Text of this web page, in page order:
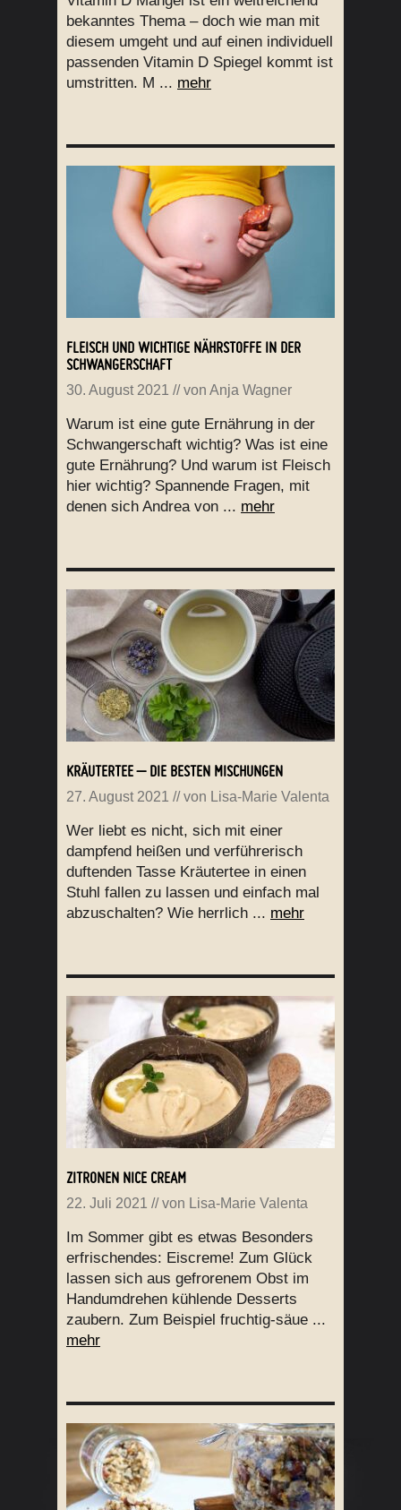
bekanntes Thema – doch wie man mit
diesem umgeht und auf einen individuell
passenden Vitamin D Spiegel kommt ist
umstritten. M ... mehr
FLEISCH UND WICHTIGE NÄHRSTOFFE IN DER
SCHWANGERSCHAFT
30. August 2021 // von Anja Wagner
Warum ist eine gute Ernährung in der
Schwangerschaft wichtig? Was ist eine
gute Ernährung? Und warum ist Fleisch
hier wichtig? Spannende Fragen, mit
denen sich Andrea von ... mehr
KRÄUTERTEE – DIE BESTEN MISCHUNGEN
27. August 2021 // von Lisa-Marie Valenta
Wer liebt es nicht, sich mit einer
dampfend heißen und verführerisch
duftenden Tasse Kräutertee in einen
Stuhl fallen zu lassen und einfach mal
abzuschalten? Wie herrlich ... mehr
ZITRONEN NICE CREAM
22. Juli 2021 // von Lisa-Marie Valenta
Im Sommer gibt es etwas Besonders
erfrischendes: Eiscreme! Zum Glück
lassen sich aus gefrorenem Obst im
Handumdrehen kühlende Desserts
zaubern. Zum Beispiel fruchtig-säue ...
mehr